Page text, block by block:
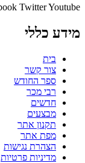
TwitterYoutube
מידע כללי
בית
צור קשר
ספר החודש
רבי מכר
חדשים
מבצעים
תקנון אתר
מפת אתר
הצהרת נגישות
מדיניות פרטיות